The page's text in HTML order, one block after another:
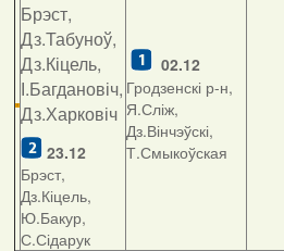
Брэст,
Дз.Табуноў,
Дз.Кіцель,
І.Багдановіч,
Дз.Харковіч
23.12
Брэст,
Дз.Кіцель,
Ю.Бакур,
С.Сідарук
02.12
Гродзенскі р-н,
Я.Сліж,
Дз.Вінчэўскі,
Т.Смыкоўская